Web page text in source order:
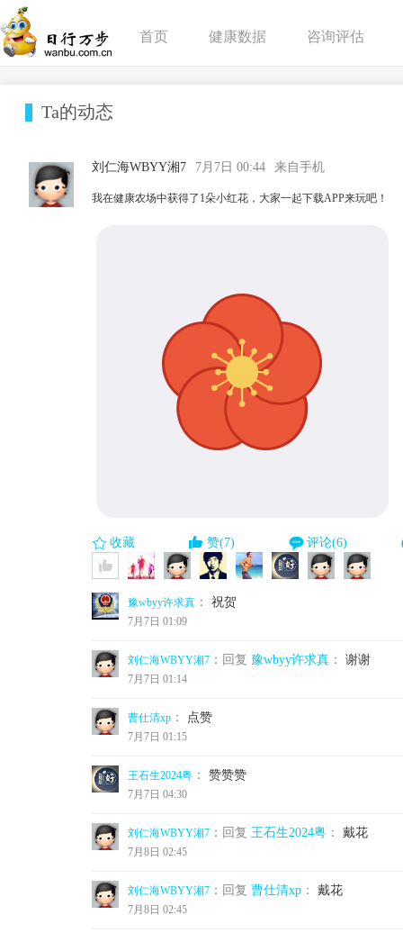
首页 健康数据 咨询评估
Ta的动态
刘仁海WBYY湘7 7月7日 00:44 来自手机
我在健康农场中获得了1朵小红花，大家一起下载APP来玩吧！
收藏 赞(7) 评论(6)
豫wbyy许求真 ： 祝贺
7月7日 01:09
刘仁海WBYY湘7 ：回复 豫wbyy许求真 ： 谢谢
7月7日 01:14
曹仕清xp ： 点赞
7月7日 01:15
王石生2024粤 ： 赞赞赞
7月7日 04:30
刘仁海WBYY湘7 ：回复 王石生2024粤 ： 戴花
7月8日 02:45
刘仁海WBYY湘7 ：回复 曹仕清xp ： 戴花
7月8日 02:45